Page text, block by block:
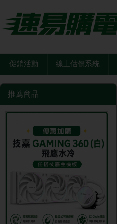
促銷活動 線上估價系統
推薦商品